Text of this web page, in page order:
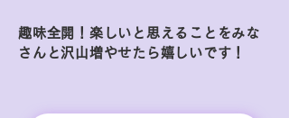
趣味全開！楽しいと思えることをみな
さんと沢山増やせたら嬉しいです！